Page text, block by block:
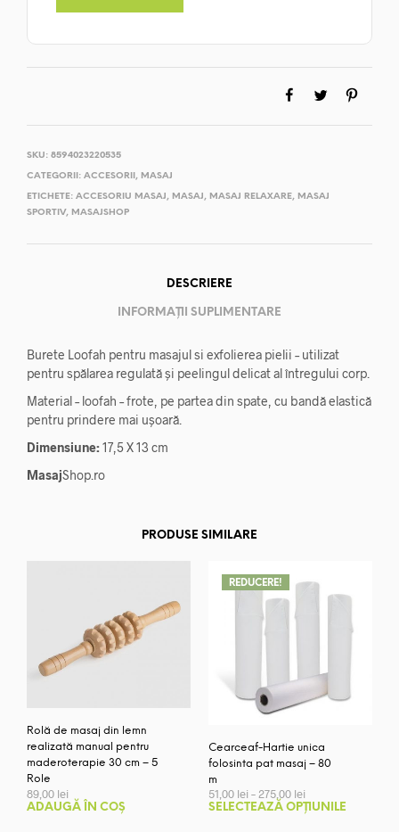
SKU: 8594023220535
CATEGORII: ACCESORII , MASAJ
ETICHETE: ACCESORIU MASAJ, MASAJ, MASAJ RELAXARE, MASAJ
SPORTIV, MASAJSHOP
DESCRIERE
INFORMAȚII SUPLIMENTARE
Burete Loofah pentru masajul si exfolierea pielii – utilizat
pentru spălarea regulată și peelingul delicat al întregului corp.
Material – loofah – frote, pe partea din spate, cu bandă elastică
pentru prindere mai ușoară.
Dimensiune:17,5 X 13 cm
MasajShop.ro
PRODUSE SIMILARE
Rolă de masaj din lemn
realizată manual pentru
maderoterapie 30 cm – 5
Role
89,00 lei
ADAUGĂ ÎN COȘ
REDUCERE!
Cearceaf-Hartie unica
folosinta pat masaj – 80
m
51,00 lei –275,00 lei
de
prețuri:
SELECTEAZĂ OPȚIUNILE